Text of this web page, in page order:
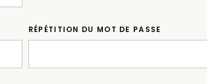
RÉPÉTITION DU MOT DE PASSE